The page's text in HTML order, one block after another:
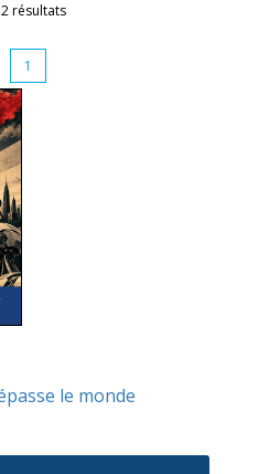
2 résultats
1
le monde